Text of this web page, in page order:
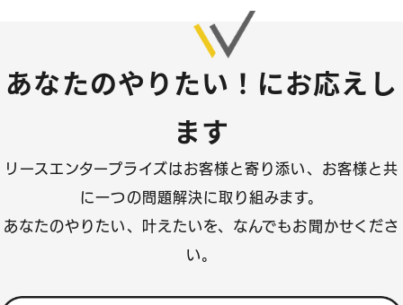
あなたのやりたい！にお応えし
ます
リースエンタープライズはお客様と寄り添い、 お客様と共
に一つの問題解決に取り組みます。
あなたのやりたい、叶えたいを、なんでもお聞かせくださ
い。